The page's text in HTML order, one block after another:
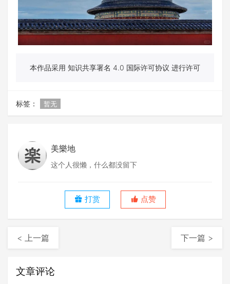
本作品采用 知识共享署名 4.0 国际许可协议 进行许可
标签： 暂无
美樂地
这个人很懒，什么都没留下
打赏 点赞
< 上一篇 下一篇 >
文章评论